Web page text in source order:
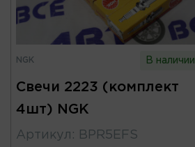
NGK В наличии
Свечи 2223 (комплект
4шт) NGK
Артикул :
BPR5EFS